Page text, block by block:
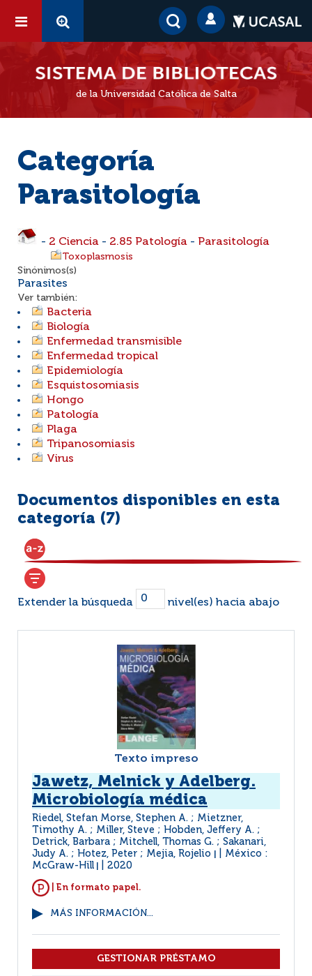
de la Universidad Católica de Salta
Categoría
Parasitología
- 2 Ciencia - 2.85 Patología - Parasitología
Toxoplasmosis
Sinónimos(s)
Parasites
Ver también:
Bacteria
Biología
Enfermedad transmisible
Enfermedad tropical
Epidemiología
Esquistosomiasis
Hongo
Patología
Plaga
Tripanosomiasis
Virus
Documentos disponibles en esta
categoría (7)
Extender la búsqueda nivel(es) hacia abajo
Texto impreso
Jawetz, Melnick y Adelberg.
Microbiología médica
Riedel, Stefan Morse, Stephen A. ; Mietzner,
Timothy A. ; Miller, Steve ; Hobden, Jeffery A. ;
Detrick, Barbara ; Mitchell, Thomas G. ; Sakanari,
Judy A. ; Hotez, Peter ; Mejia, Rojelio
México :
McGraw-Hill
2020
| En formato papel.
MÁS INFORMACIÓN...